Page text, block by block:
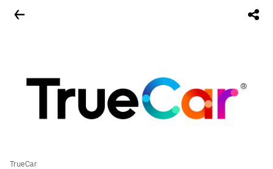
TrueCar